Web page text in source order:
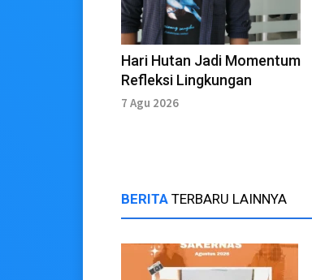
Hari Hutan Jadi Momentum
Refleksi Lingkungan
7 Agu 2026
BERITA TERBARU LAINNYA